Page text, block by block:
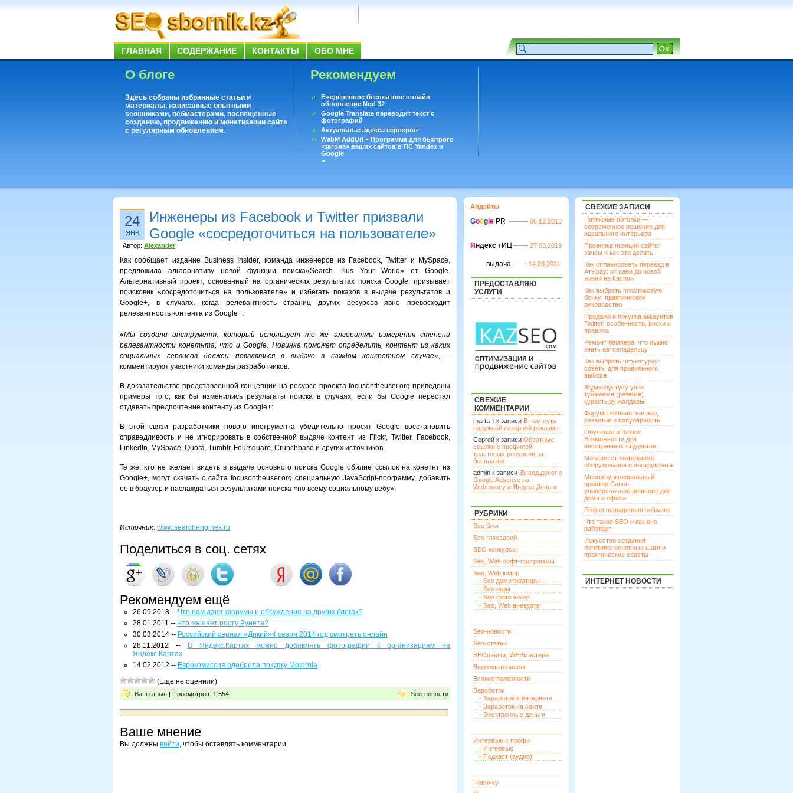
ГЛАВНАЯ СОДЕРЖАНИЕ КОНТАКТЫ ОБО МНЕ
О блоге
Здесь собраны избранные статьи и
материалы, написанные опытными
seoшниками, вебмастерами, посвященные
созданию, продвижению и монетизации сайта
с регулярным обновлением.
Рекомендуем
Ежеденевное бесплатное онлайн
обновление Nod 32
Google Translate переводит текст с
фотографий
Актуальные адреса серверов
WebM AddUrl – Программа для быстрого
«загона» ваших сайтов в ПС Yandex и
Google
Существует вопросы, на которые не может
24
ЯНВ
Инженеры из Facebook и Twitter призвали
Google «сосредоточиться на пользователе»
Автор: Alexander
Как сообщает издание Business Insider, команда инженеров из Facebook, Twitter и MySpace,
предложила альтернативу новой функции поиска«Search Plus Your World» от Google.
Альтернативный проект, основанный на органических результатах поиска Google, призывает
поисковик «сосредоточиться на пользователе» и избегать показов в выдаче результатов и
Google+, в случаях, когда релевантность страниц других ресурсов явно превосходит
релевантность контента из Google+.
«Мы создали инструмент, который использует те же алгоритмы измерения степени
релевантности конетнта, что и Google. Новинка поможет определить, контент из каких
социальных сервисов должен появляться в выдаче в каждом конкретном случае», –
комментируют участники команды разработчиков.
В доказательство представленной концепции на ресурсе проекта focusontheuser.org приведены
примеры того, как бы изменились результаты поиска в случаях, если бы Google перестал
отдавать предпочтение контенту из Google+:
В этой связи разработчики нового инструмента убедительно просят Google восстановить
справедливость и не игнорировать в собственной выдаче контент из Flickr, Twitter, Facebook,
LinkedIn, MySpace, Quora, Tumblr, Foursquare, Crunchbase и других источников.
Те же, кто не желает видеть в выдаче основного поиска Google обилие ссылок на конетнт из
Google+, могут скачать с сайта focusontheuser.org специальную JavaScript-программу, добавить
ее в браузер и наслаждаться результатами поиска «по всему социальному вебу».
Источник: www.searchengines.ru
Поделиться в соц. сетях
Рекомендуем ещё
26.09.2018 -- Что нам дают форумы и обсуждения на других блогах?
28.01.2011 -- Что мешает росту Рунета?
30.03.2014 -- Российский сериал «Дикий»4 сезон 2014 год смотреть онлайн
28.11.2012 --
В Яндекс.Картах можно добавлять фотографии к организациям на
Яндекс.Картах
14.02.2012 -- Еврокомиссия одобрила покупку Motorola
(Еще не оценили)
Ваш отзыв | Просмотров: 1 554 Seo-новости
Ваше мнение
Вы должны войти, чтобы оставлять комментарии.
Апдейты
Goog le PR 06.12.2013
Я ндекс тИЦ 27.03.2019
выдача 14.03.2021
ПРЕДОСТАВЛЯЮ
УСЛУГИ
СВЕЖИЕ
КОММЕНТАРИИ
marta_i к записи В чем суть
наружной лазерной рекламы
Сергей к записи Обратные
ссылки с профилей
трастовых ресурсов за
бесплатно
admin к записи Вывод денег с
Google Adsense на
Webmoney и Яндекс Деньги
РУБРИКИ
Seo блог
Seo глоссарий
SEO конкурсы
Seo, Web софт-программы
Seo, Web юмор
- Seo демотиваторы
- Seo игры
- Seo фото юмор
- Seo, Web анекдоты
Seo-новости
Seo-статьи
SEOшники, WEBмастера
Видеоматериалы
Всякие полезности
Заработок
- Заработок в интернете
- Заработок на сайте
- Электронные деньги
Интервью с профи
- Интервью
- Подкаст (аудио)
Новичку
СВЕЖИЕ ЗАПИСИ
Натяжные потолки —
современное решение для
идеального интерьера
Проверка позиций сайта:
зачем и как это делать
Как спланировать переезд в
Атырау: от идеи до новой
жизни на Каспии
Как выбрать пластиковую
бочку: практическое
руководство
Продажа и покупка аккаунтов
Twitter: особенности, риски и
правила
Ремонт бампера: что нужно
знать автовладельцу
Как выбрать штукатурку:
советы для правильного
выбора
Жұмысқа түсу үшін
түйіндеме (резюме)
құрастыру жолдары
Форум Lolzteam: начало,
развитие и популярность
Обучение в Чехии:
Возможности для
иностранных студентов
Магазин строительного
оборудования и инструмента
Многофункциональный
принтер Canon:
универсальное решение для
дома и офиса
Project management software
Что такое SEO и как оно
работает
Искусство создания
логотипа: основные шаги и
практические советы
ИНТЕРНЕТ НОВОСТИ